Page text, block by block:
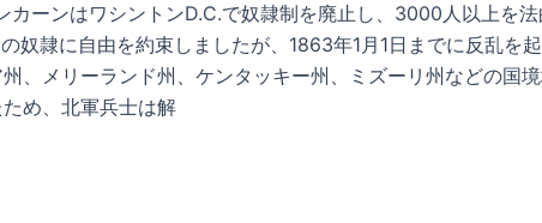
カーンはワシントンD.C.で奴隷制を廃止し、3000人以上を
奴隷に自由を約束しましたが、1863年1月1日までに反乱を
、メリーランド州、ケンタッキー州、ミズーリ州などの国
め、北軍兵士は解